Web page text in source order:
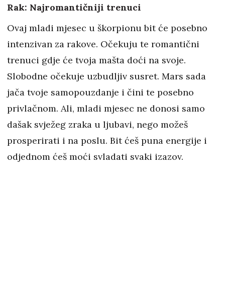
Rak: Najromantičniji trenuci
Ovaj mladi mjesec u škorpionu bit će posebno
intenzivan za rakove. Očekuju te romantični
trenuci gdje će tvoja mašta doći na svoje.
Slobodne očekuje uzbudljiv susret. Mars sada
jača tvoje samopouzdanje i čini te posebno
privlačnom. Ali, mladi mjesec ne donosi samo
dašak svježeg zraka u ljubavi, nego možeš
prosperirati i na poslu. Bit ćeš puna energije i
odjednom ćeš moći svladati svaki izazov.